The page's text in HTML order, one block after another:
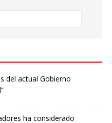
del actual Gobierno
ha considerado